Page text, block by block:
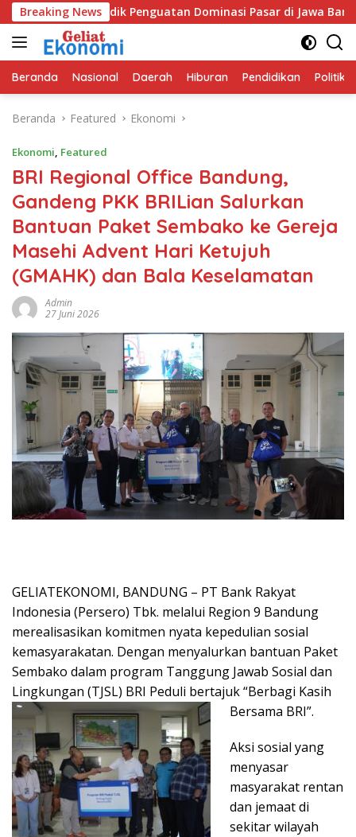
Langsung
ke
konten
Breaking News
Bidik Penguatan Dominasi Pasar di Jawa Barat
Beranda Nasional Daerah Hiburan Pendidikan Politik
Beranda Featured Ekonomi
Ekonomi, Featured
BRI Regional Office Bandung,
Gandeng PKK BRILian Salurkan
Bantuan Paket Sembako ke Gereja
Masehi Advent Hari Ketujuh
(GMAHK) dan Bala Keselamatan
Admin
27 Juni 2026
GELIATEKONOMI​, BANDUNG – PT Bank Rakyat
Indonesia (Persero) Tbk. melalui Region 9 Bandung
merealisasikan komitmen nyata kepedulian sosial
kemasyarakatan. Dengan menyalurkan bantuan Paket
Sembako dalam program Tanggung Jawab Sosial dan
Lingkungan (TJSL) BRI Peduli bertajuk “Berbagi Kasih
Bersama BRI”.
Aksi sosial yang
menyasar
masyarakat rentan
dan jemaat di
sekitar wilayah